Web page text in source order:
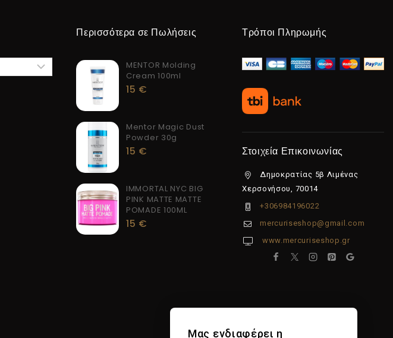
Περισσότερα σε Πωλήσεις
MENTOR Molding
Cream 100ml
15 €
Mentor Magic Dust
Powder 30g
15 €
IMMORTAL NYC BIG
PINK MATTE MATTE
POMADE 100ML
15 €
Τρόποι Πληρωμής
Στοιχεία Επικοινωνίας
Δημοκρατίας 5β Λιμένας
Χερσονήσου, 70014
+306984196022
mercuriseshop@gmail.com
www.mercuriseshop.gr
Μας ενδιαφέρει η